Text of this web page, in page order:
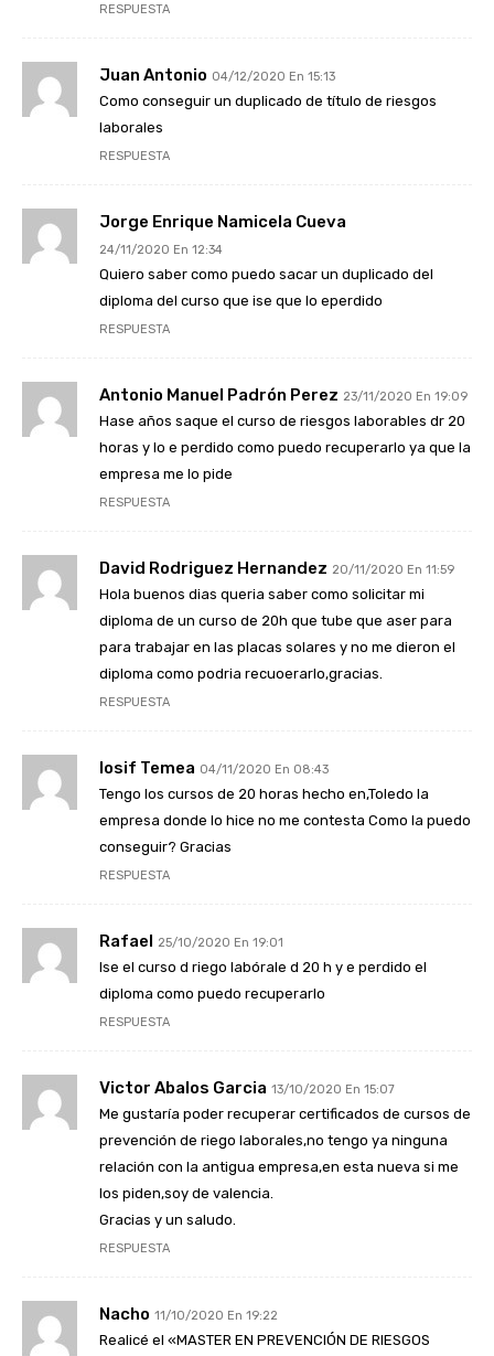
RESPUESTA
Juan Antonio 04/12/2020 En 15:13
Como conseguir un duplicado de título de riesgos
laborales
RESPUESTA
Jorge Enrique Namicela Cueva
24/11/2020 En 12:34
Quiero saber como puedo sacar un duplicado del
diploma del curso que ise que lo eperdido
RESPUESTA
Antonio Manuel Padrón Perez 23/11/2020 En 19:09
Hase años saque el curso de riesgos laborables dr 20
horas y lo e perdido como puedo recuperarlo ya que la
empresa me lo pide
RESPUESTA
David Rodriguez Hernandez 20/11/2020 En 11:59
Hola buenos dias queria saber como solicitar mi
diploma de un curso de 20h que tube que aser para
para trabajar en las placas solares y no me dieron el
diploma como podria recuoerarlo,gracias.
RESPUESTA
Iosif Temea 04/11/2020 En 08:43
Tengo los cursos de 20 horas hecho en,Toledo la
empresa donde lo hice no me contesta Como la puedo
conseguir? Gracias
RESPUESTA
Rafael 25/10/2020 En 19:01
Ise el curso d riego labórale d 20 h y e perdido el
diploma como puedo recuperarlo
RESPUESTA
Victor Abalos Garcia 13/10/2020 En 15:07
Me gustaría poder recuperar certificados de cursos de
prevención de riego laborales,no tengo ya ninguna
relación con la antigua empresa,en esta nueva si me
los piden,soy de valencia.
Gracias y un saludo.
RESPUESTA
Nacho 11/10/2020 En 19:22
Realicé el «MASTER EN PREVENCIÓN DE RIESGOS